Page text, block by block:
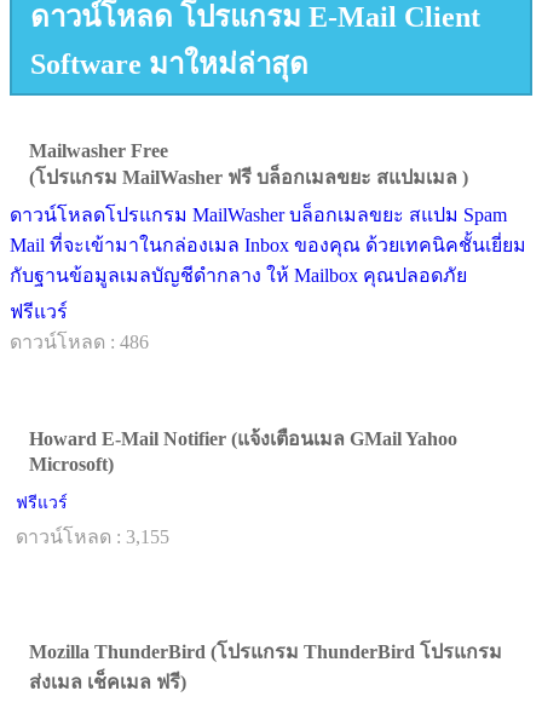
ดาวน์โหลด โปรแกรม E-Mail Client
Software มาใหม่ล่าสุด
Mailwasher Free
(โปรแกรม MailWasher ฟรี บล็อกเมลขยะ สแปมเมล )
ดาวน์โหลดโปรแกรม MailWasher บล็อกเมลขยะ สแปม Spam
Mail ที่จะเข้ามาในกล่องเมล Inbox ของคุณ ด้วยเทคนิคชั้นเยี่ยม
กับฐานข้อมูลเมลบัญชีดำกลาง ให้ Mailbox คุณปลอดภัย
ฟรีแวร์
ดาวน์โหลด : 486
Howard E-Mail Notifier (แจ้งเตือนเมล GMail Yahoo
Microsoft)
ฟรีแวร์
ดาวน์โหลด : 3,155
Mozilla ThunderBird (โปรแกรม ThunderBird โปรแกรม
ส่งเมล เช็คเมล ฟรี)